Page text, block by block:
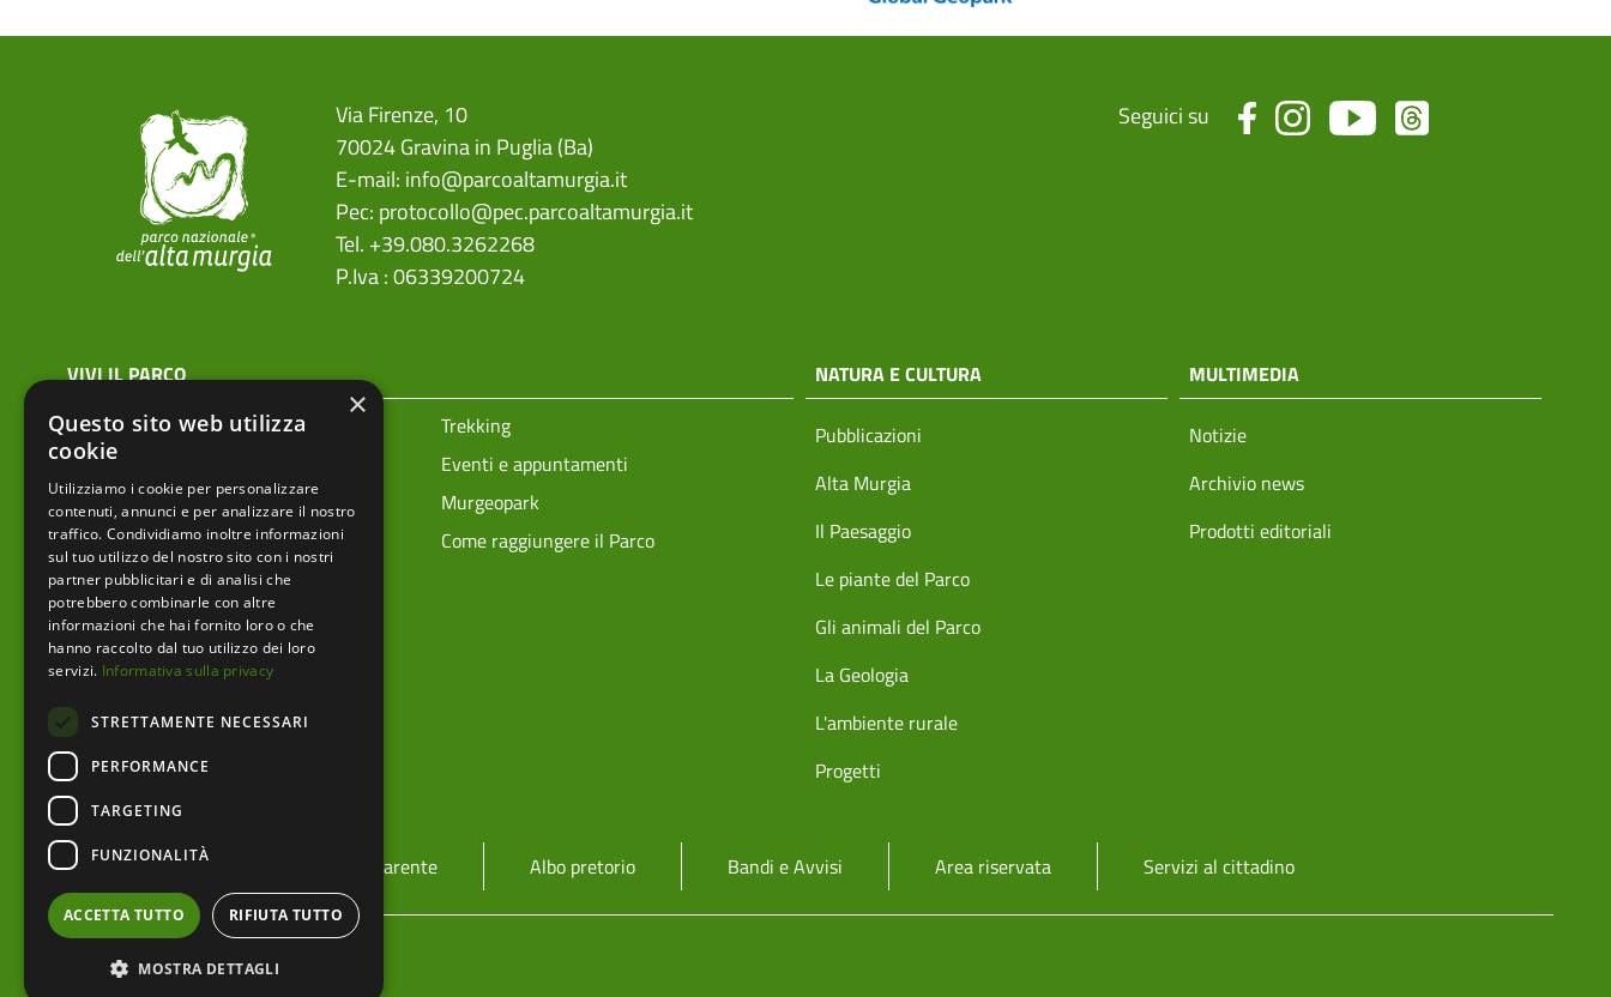
Via Firenze, 10
70024 Gravina in Puglia (Ba)
E-mail: info@parcoaltamurgia.it
Pec: protocollo@pec.parcoaltamurgia.it
Tel. +39.080.3262268
P.Iva : 06339200724
Seguici su
menu top footer
VIVI IL PARCO
Prenota la tua visita
Trekking
Ciclovie
Eventi e appuntamenti
Vivere i parchi in sicurezza
Murgeopark
Mappa tecnica
Come raggiungere il Parco
NATURA E CULTURA
Pubblicazioni
Alta Murgia
Il Paesaggio
Le piante del Parco
Gli animali del Parco
La Geologia
L'ambiente rurale
Progetti
MULTIMEDIA
Notizie
Archivio news
Prodotti editoriali
menu footer
Ente Amministrazione trasparente Albo pretorio Bandi e Avvisi Area riservata Servizi al cittadino
menu bottom footer
Privacy Policy
×
Questo sito web utilizza
cookie
Utilizziamo i cookie per personalizzare
contenuti, annunci e per analizzare il nostro
traffico. Condividiamo inoltre informazioni
sul tuo utilizzo del nostro sito con i nostri
partner pubblicitari e di analisi che
potrebbero combinarle con altre
informazioni che hai fornito loro o che
hanno raccolto dal tuo utilizzo dei loro
servizi. Informativa sulla privacy
STRETTAMENTE NECESSARI
PERFORMANCE
TARGETING
FUNZIONALITÀ
ACCETTA TUTTO RIFIUTA TUTTO
MOSTRA DETTAGLI